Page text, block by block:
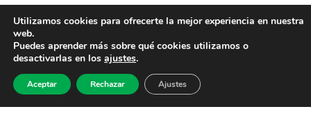
Utilizamos cookies para ofrecerte la mejor experiencia en nuestra
web.
Puedes aprender más sobre qué cookies utilizamos o
desactivarlas en los ajustes.
Aceptar Rechazar Ajustes